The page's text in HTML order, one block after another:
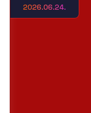
2026.06.24.